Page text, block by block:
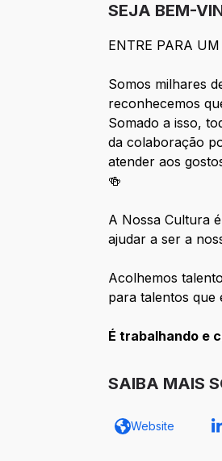
SEJA BEM-
ENTRE PARA
Somos milhares
reconhecemos
Somado a isso,
da colaboração
atender aos
🍻
A Nossa Cultura
ajudar a ser a
Acolhemos
para talentos que
É trabalhando e
SAIBA MAIS
Website